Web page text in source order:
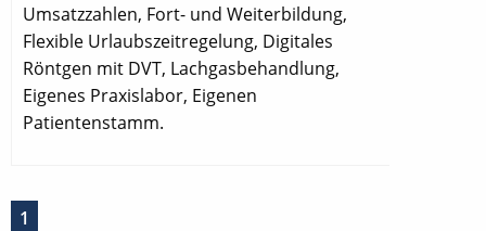
Umsatzzahlen, Fort- und Weiterbildung,
Flexible Urlaubszeitregelung, Digitales
Röntgen mit DVT, Lachgasbehandlung,
Eigenes Praxislabor, Eigenen
Patientenstamm.
1